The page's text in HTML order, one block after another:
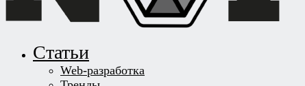
Статьи
Web-разработка